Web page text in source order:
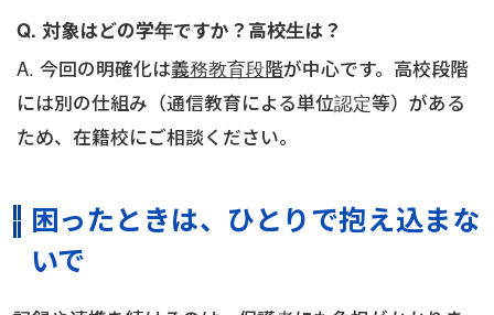
Q. 対象はどの学年ですか？高校生は？
A. 今回の明確化は義務教育段階が中心です。高校段階
には別の仕組み（通信教育による単位認定等）がある
ため、在籍校にご相談ください。
困ったときは、ひとりで抱え込まな
いで